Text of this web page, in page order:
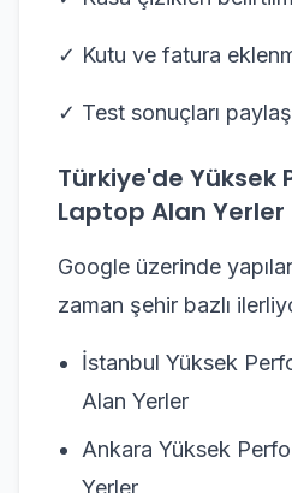
✓ Kutu ve fatura
✓ Test sonuçları
Türkiye'de Yüksek
Laptop Alan Yerler
Google üzerinde
zaman şehir bazlı
İstanbul Yüksek
Alan Yerler
Ankara Yüksek
Yerler